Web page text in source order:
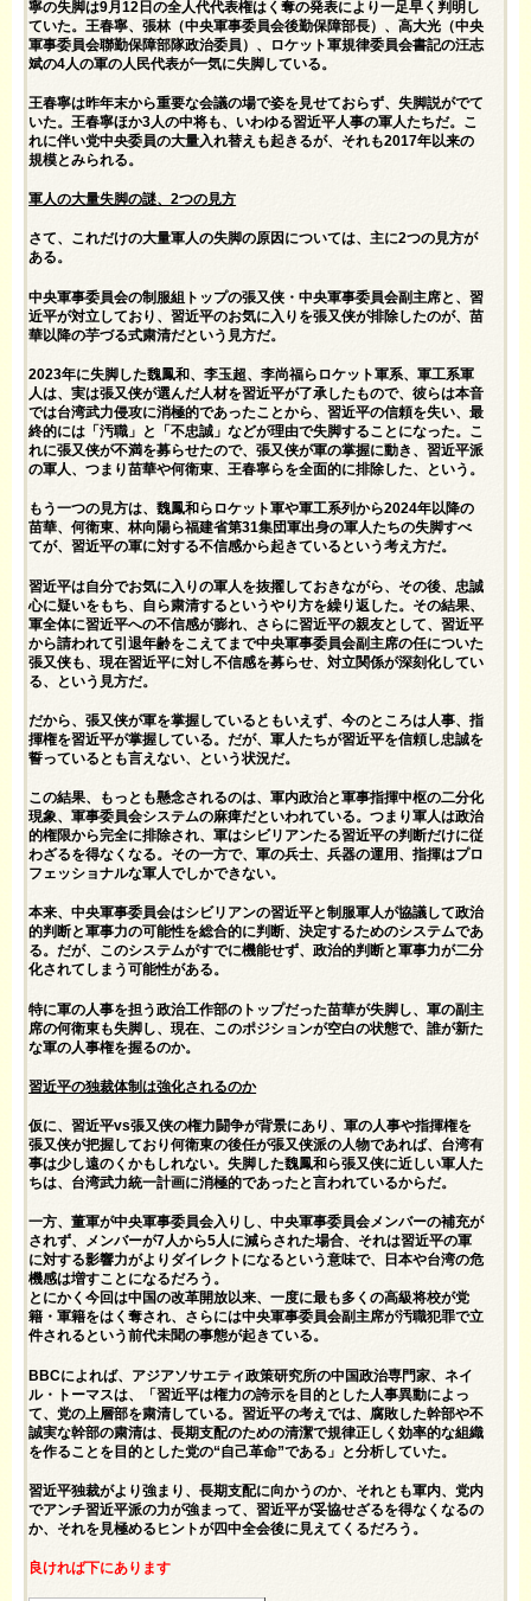
寧の失脚は9月12日の全人代代表権はく奪の発表により一足早く判明し
ていた。王春寧、張林（中央軍事委員会後勤保障部長）、高大光（中央
軍事委員会聯勤保障部隊政治委員）、ロケット軍規律委員会書記の汪志
斌の4人の軍の人民代表が一気に失脚している。
王春寧は昨年末から重要な会議の場で姿を見せておらず、失脚説がでて
いた。王春寧ほか3人の中将も、いわゆる習近平人事の軍人たちだ。こ
れに伴い党中央委員の大量入れ替えも起きるが、それも2017年以来の
規模とみられる。
軍人の大量失脚の謎、2つの見方
さて、これだけの大量軍人の失脚の原因については、主に2つの見方が
ある。
中央軍事委員会の制服組トップの張又侠・中央軍事委員会副主席と、習
近平が対立しており、習近平のお気に入りを張又侠が排除したのが、苗
華以降の芋づる式粛清だという見方だ。
2023年に失脚した魏鳳和、李玉超、李尚福らロケット軍系、軍工系軍
人は、実は張又侠が選んだ人材を習近平が了承したもので、彼らは本音
では台湾武力侵攻に消極的であったことから、習近平の信頼を失い、最
終的には「汚職」と「不忠誠」などが理由で失脚することになった。こ
れに張又侠が不満を募らせたので、張又侠が軍の掌握に動き、習近平派
の軍人、つまり苗華や何衛東、王春寧らを全面的に排除した、という。
もう一つの見方は、魏鳳和らロケット軍や軍工系列から2024年以降の
苗華、何衛東、林向陽ら福建省第31集団軍出身の軍人たちの失脚すべ
てが、習近平の軍に対する不信感から起きているという考え方だ。
習近平は自分でお気に入りの軍人を抜擢しておきながら、その後、忠誠
心に疑いをもち、自ら粛清するというやり方を繰り返した。その結果、
軍全体に習近平への不信感が膨れ、さらに習近平の親友として、習近平
から請われて引退年齢をこえてまで中央軍事委員会副主席の任についた
張又侠も、現在習近平に対し不信感を募らせ、対立関係が深刻化してい
る、という見方だ。
だから、張又侠が軍を掌握しているともいえず、今のところは人事、指
揮権を習近平が掌握している。だが、軍人たちが習近平を信頼し忠誠を
誓っているとも言えない、という状況だ。
この結果、もっとも懸念されるのは、軍内政治と軍事指揮中枢の二分化
現象、軍事委員会システムの麻痺だといわれている。つまり軍人は政治
的権限から完全に排除され、軍はシビリアンたる習近平の判断だけに従
わざるを得なくなる。その一方で、軍の兵士、兵器の運用、指揮はプロ
フェッショナルな軍人でしかできない。
本来、中央軍事委員会はシビリアンの習近平と制服軍人が協議して政治
的判断と軍事力の可能性を総合的に判断、決定するためのシステムであ
る。だが、このシステムがすでに機能せず、政治的判断と軍事力が二分
化されてしまう可能性がある。
特に軍の人事を担う政治工作部のトップだった苗華が失脚し、軍の副主
席の何衛東も失脚し、現在、このポジションが空白の状態で、誰が新た
な軍の人事権を握るのか。
習近平の独裁体制は強化されるのか
仮に、習近平vs張又侠の権力闘争が背景にあり、軍の人事や指揮権を
張又侠が把握しており何衛東の後任が張又侠派の人物であれば、台湾有
事は少し遠のくかもしれない。失脚した魏鳳和ら張又侠に近しい軍人た
ちは、台湾武力統一計画に消極的であったと言われているからだ。
一方、董軍が中央軍事委員会入りし、中央軍事委員会メンバーの補充が
されず、メンバーが7人から5人に減らされた場合、それは習近平の軍
に対する影響力がよりダイレクトになるという意味で、日本や台湾の危
機感は増すことになるだろう。
とにかく今回は中国の改革開放以来、一度に最も多くの高級将校が党
籍・軍籍をはく奪され、さらには中央軍事委員会副主席が汚職犯罪で立
件されるという前代未聞の事態が起きている。
BBCによれば、アジアソサエティ政策研究所の中国政治専門家、ネイ
ル・トーマスは、「習近平は権力の誇示を目的とした人事異動によっ
て、党の上層部を粛清している。習近平の考えでは、腐敗した幹部や不
誠実な幹部の粛清は、長期支配のための清潔で規律正しく効率的な組織
を作ることを目的とした党の“自己革命”である」と分析していた。
習近平独裁がより強まり、長期支配に向かうのか、それとも軍内、党内
でアンチ習近平派の力が強まって、習近平が妥協せざるを得なくなるの
か、それを見極めるヒントが四中全会後に見えてくるだろう。
良ければ下にあります